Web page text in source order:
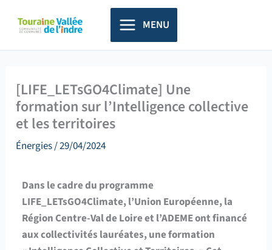
principal
MENU
[LIFE_LETsGO4Climate] Une
formation sur l’Intelligence collective
et les territoires
Énergies/29/04/2024
Dans le cadre du programme
LIFE_LETsGO4Climate, l’Union Européenne, la
Région Centre-Val de Loire et l’ADEME ont financé
aux collectivités lauréates, une formation